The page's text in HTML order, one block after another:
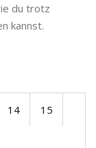
du trotz
kannst.
14 15